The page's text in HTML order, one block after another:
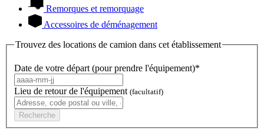
Remorques et remorquage
Accessoires de déménagement
Trouvez des locations de camion dans cet établissement
Date de votre départ (pour prendre l'équipement)*
Lieu de retour de l'équipement (facultatif)
Recherche